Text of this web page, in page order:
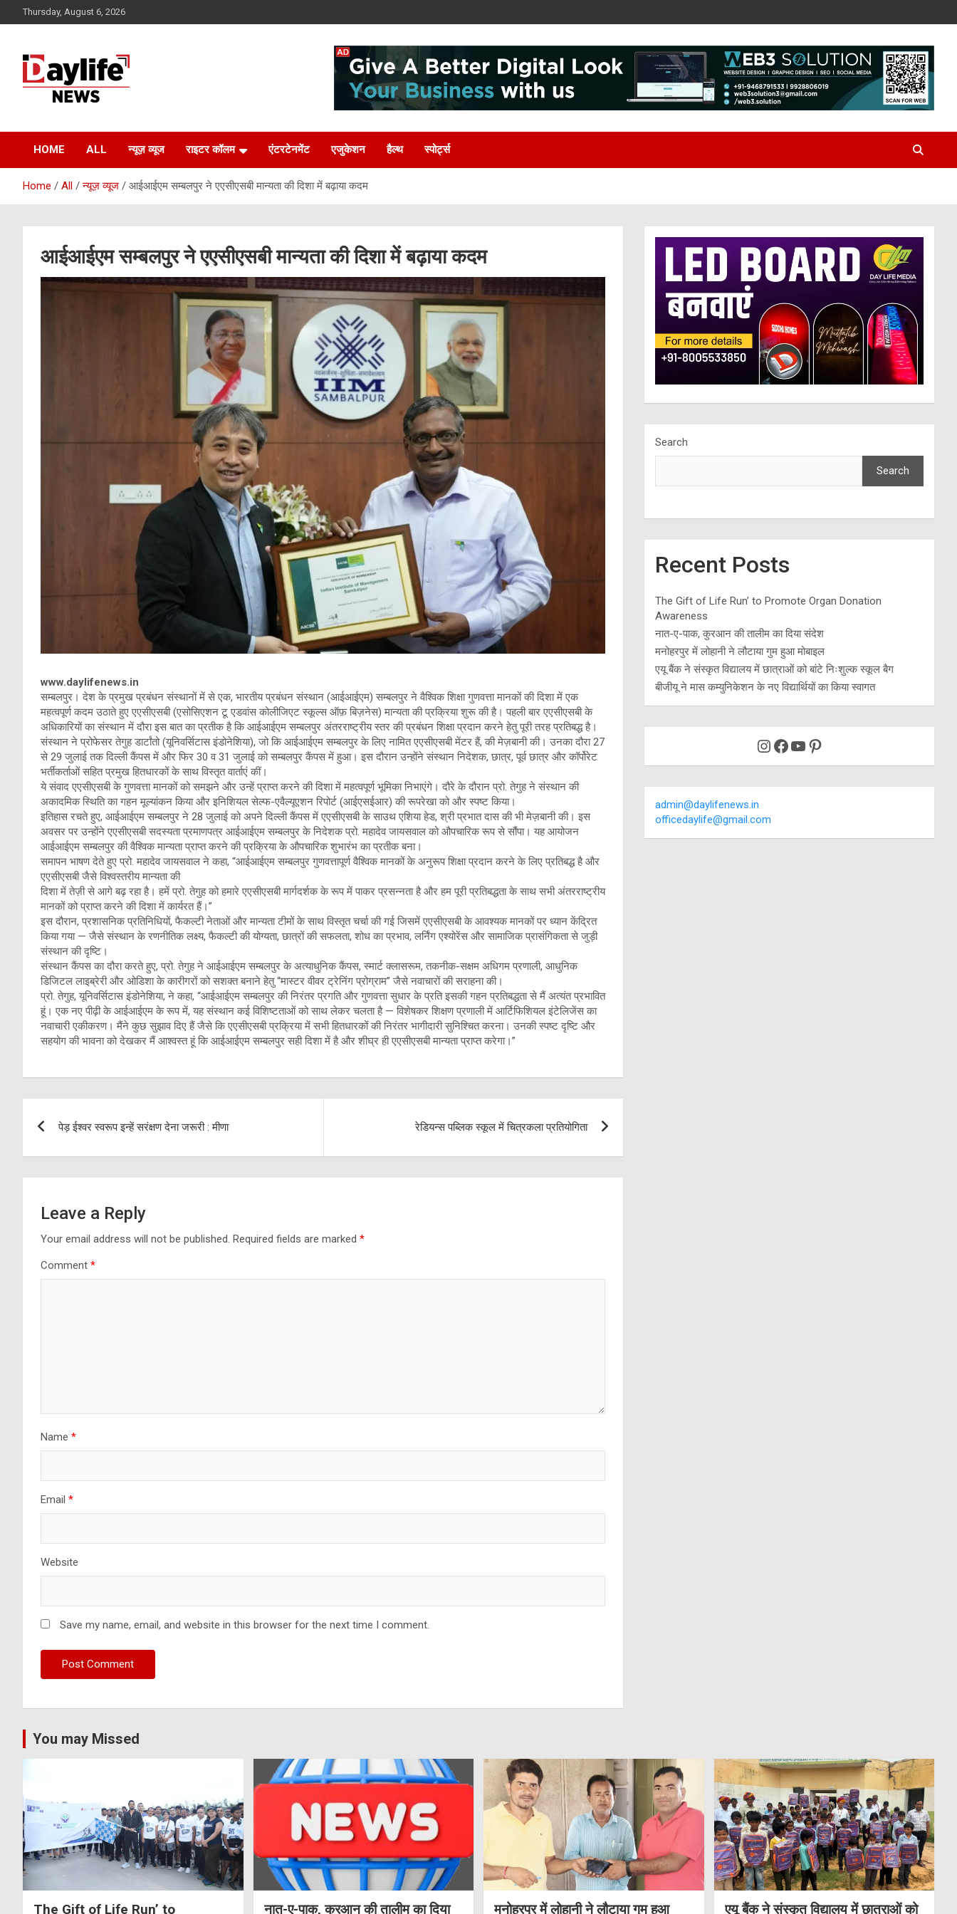
to
Thursday, August 6, 2026
HOME ALL न्यूज़ व्यूज राइटर कॉलम एंटरटेनमेंट एजुकेशन हैल्थ स्पोर्ट्स
Home All न्यूज़ व्यूज आईआईएम सम्बलपुर ने एएसीएसबी मान्यता की दिशा में बढ़ाया कदम
आईआईएम सम्बलपुर ने एएसीएसबी मान्यता की दिशा में बढ़ाया कदम
www.daylifenews.in
सम्बलपुर। देश के प्रमुख प्रबंधन संस्थानों में से एक, भारतीय प्रबंधन संस्थान (आईआईएम) सम्बलपुर ने वैश्विक शिक्षा गुणवत्ता मानकों की दिशा में एक
महत्वपूर्ण कदम उठाते हुए एएसीएसबी (एसोसिएशन टू एडवांस कोलीजिएट स्कूल्स ऑफ़ बिज़नेस) मान्यता की प्रक्रिया शुरू की है। पहली बार एएसीएसबी के
अधिकारियों का संस्थान में दौरा इस बात का प्रतीक है कि आईआईएम सम्बलपुर अंतरराष्ट्रीय स्तर की प्रबंधन शिक्षा प्रदान करने हेतु पूरी तरह प्रतिबद्ध है।
संस्थान ने प्रोफेसर तेगुह डार्टांतो (यूनिवर्सिटास इंडोनेशिया), जो कि आईआईएम सम्बलपुर के लिए नामित एएसीएसबी मेंटर हैं, की मेज़बानी की। उनका दौरा 27
से 29 जुलाई तक दिल्ली कैंपस में और फिर 30 व 31 जुलाई को सम्बलपुर कैंपस में हुआ। इस दौरान उन्होंने संस्थान निदेशक, छात्र, पूर्व छात्र और कॉर्पोरेट
भर्तीकर्ताओं सहित प्रमुख हितधारकों के साथ विस्तृत वार्ताएं कीं।
ये संवाद एएसीएसबी के गुणवत्ता मानकों को समझने और उन्हें प्राप्त करने की दिशा में महत्वपूर्ण भूमिका निभाएंगे। दौरे के दौरान प्रो. तेगुह ने संस्थान की
अकादमिक स्थिति का गहन मूल्यांकन किया और इनिशियल सेल्फ-एवैल्यूएशन रिपोर्ट (आईएसईआर) की रूपरेखा को और स्पष्ट किया।
इतिहास रचते हुए, आईआईएम सम्बलपुर ने 28 जुलाई को अपने दिल्ली कैंपस में एएसीएसबी के साउथ एशिया हेड, श्री प्रभात दास की भी मेज़बानी की। इस
अवसर पर उन्होंने एएसीएसबी सदस्यता प्रमाणपत्र आईआईएम सम्बलपुर के निदेशक प्रो. महादेव जायसवाल को औपचारिक रूप से सौंपा। यह आयोजन
आईआईएम सम्बलपुर की वैश्विक मान्यता प्राप्त करने की प्रक्रिया के औपचारिक शुभारंभ का प्रतीक बना।
समापन भाषण देते हुए प्रो. महादेव जायसवाल ने कहा, “आईआईएम सम्बलपुर गुणवत्तापूर्ण वैश्विक मानकों के अनुरूप शिक्षा प्रदान करने के लिए प्रतिबद्ध है और
एएसीएसबी जैसे विश्वस्तरीय मान्यता की
दिशा में तेज़ी से आगे बढ़ रहा है। हमें प्रो. तेगुह को हमारे एएसीएसबी मार्गदर्शक के रूप में पाकर प्रसन्नता है और हम पूरी प्रतिबद्धता के साथ सभी अंतरराष्ट्रीय
मानकों को प्राप्त करने की दिशा में कार्यरत हैं।”
इस दौरान, प्रशासनिक प्रतिनिधियों, फैकल्टी नेताओं और मान्यता टीमों के साथ विस्तृत चर्चा की गई जिसमें एएसीएसबी के आवश्यक मानकों पर ध्यान केंद्रित
किया गया — जैसे संस्थान के रणनीतिक लक्ष्य, फैकल्टी की योग्यता, छात्रों की सफलता, शोध का प्रभाव, लर्निंग एश्योरेंस और सामाजिक प्रासंगिकता से जुड़ी
संस्थान की दृष्टि।
संस्थान कैंपस का दौरा करते हुए, प्रो. तेगुह ने आईआईएम सम्बलपुर के अत्याधुनिक कैंपस, स्मार्ट क्लासरूम, तकनीक-सक्षम अधिगम प्रणाली, आधुनिक
डिजिटल लाइब्रेरी और ओडिशा के कारीगरों को सशक्त बनाने हेतु “मास्टर वीवर ट्रेनिंग प्रोग्राम” जैसे नवाचारों की सराहना की।
प्रो. तेगुह, यूनिवर्सिटास इंडोनेशिया, ने कहा, “आईआईएम सम्बलपुर की निरंतर प्रगति और गुणवत्ता सुधार के प्रति इसकी गहन प्रतिबद्धता से मैं अत्यंत प्रभावित
हूं। एक नए पीढ़ी के आईआईएम के रूप में, यह संस्थान कई विशिष्टताओं को साथ लेकर चलता है — विशेषकर शिक्षण प्रणाली में आर्टिफिशियल इंटेलिजेंस का
नवाचारी एकीकरण। मैंने कुछ सुझाव दिए हैं जैसे कि एएसीएसबी प्रक्रिया में सभी हितधारकों की निरंतर भागीदारी सुनिश्चित करना। उनकी स्पष्ट दृष्टि और
सहयोग की भावना को देखकर मैं आश्वस्त हूं कि आईआईएम सम्बलपुर सही दिशा में है और शीघ्र ही एएसीएसबी मान्यता प्राप्त करेगा।”
navigation
पेड़ ईश्वर स्वरूप इन्हें सरंक्षण देना जरूरी : मीणा रेडियन्स पब्लिक स्कूल में चित्रकला प्रतियोगिता
Leave a Reply
Your email address will not be published. Required fields are marked *
Comment *
Name *
Email *
Website
Save my name, email, and website in this browser for the next time I comment.
Search
Search
Recent Posts
The Gift of Life Run’ to Promote Organ Donation
Awareness
नात-ए-पाक, कुरआन की तालीम का दिया संदेश
मनोहरपुर में लोहानी ने लौटाया गुम हुआ मोबाइल
एयू बैंक ने संस्कृत विद्यालय में छात्राओं को बांटे निःशुल्क स्कूल बैग
बीजीयू ने मास कम्युनिकेशन के नए विद्यार्थियों का किया स्वागत
Instagram
Facebook
YouTube
Pinterest
admin@daylifenews.in
officedaylife@gmail.com
You may Missed
The Gift of Life Run’ to नात-ए-पाक, कुरआन की तालीम का दिया मनोहरपुर में लोहानी ने लौटाया गुम हुआ एयू बैंक ने संस्कृत विद्यालय में छात्राओं को